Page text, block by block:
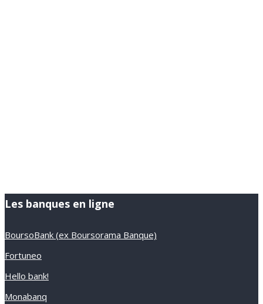
Les banques en ligne
BoursoBank (ex Boursorama Banque)
Fortuneo
Hello bank!
Monabanq